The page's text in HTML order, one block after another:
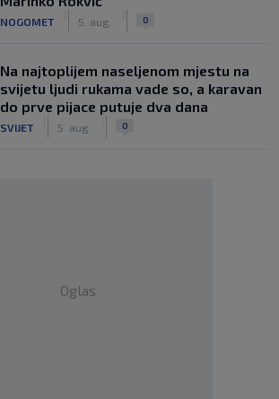
NOGOMET 5. aug. 0
Na najtoplijem naseljenom mjestu na
svijetu ljudi rukama vade so, a karavan
do prve pijace putuje dva dana
SVIJET 5. aug. 0
Oglas